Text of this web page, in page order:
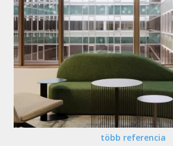
több referencia